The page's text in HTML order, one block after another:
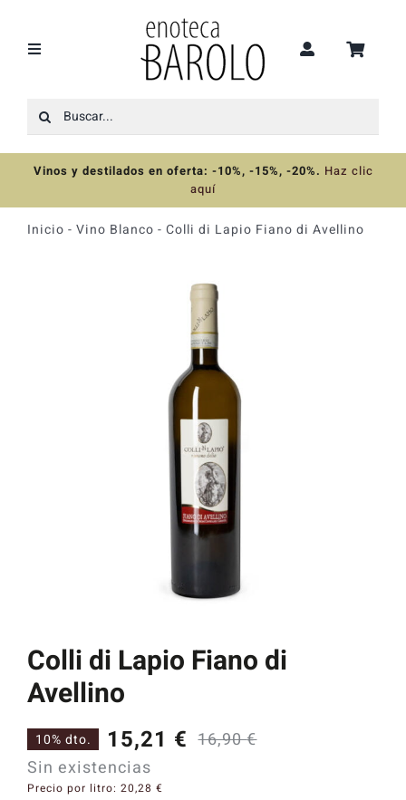
contenido
Toggle
Recomendaciones
Ofertas
Buscar:
Vinos y destilados en oferta: -10%, -15%, -20%. Haz clic
aquí
Inicio - Vino Blanco - Colli di Lapio Fiano di Avellino
Colli di Lapio Fiano di
Avellino
16,90€
15,21 €
10% dto.
Sin existencias
Precio por litro: 20,28 €